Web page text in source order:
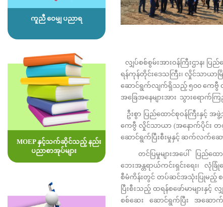
ကူညီ ဝေမျှ ပညာရ
MOEP နှင့်သက်ဆိုင်သည့် နည်း
ပညာစာအုပ်များ
လျှပ်စစ်စွမ်းအားဝန်ကြီးဌာန၊
ရန်ကုန်တိုင်းဒေသကြီး၊ လှိုင်သာယာ
ဆောင်ရွက်လျက်ရှိသည့် ၅၀၀ ကေဗွီ
အခြေအနေများအား သွားရောက်
ဦးစွာ ပြည်ထောင်စုဝန်ကြီးနှင့်
ကေဗွီ လှိုင်သာယာ (အနောက်ပိုင်း တက္
ဆောင်ရွက်ပြီးစီးမှုနှင့် ဆက်လက်ဆေ
တင်ပြမှုများအပေါ် ပြည်ထောင်
ဘေးအန္တရာယ်ကင်းရှင်းရေး၊ လုံခ
စီမံကိန်းတွင် တပ်ဆင်အသုံးပြုမည့် စက်
ပြီးစီးသည့် ထရန်စဖော်မာများနှ
စစ်ဆေး ဆောင်ရွက်ပြီး အဆောက်အ